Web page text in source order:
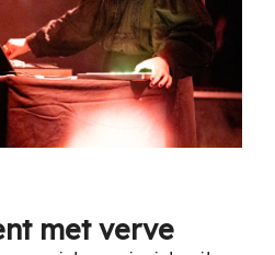
met verve